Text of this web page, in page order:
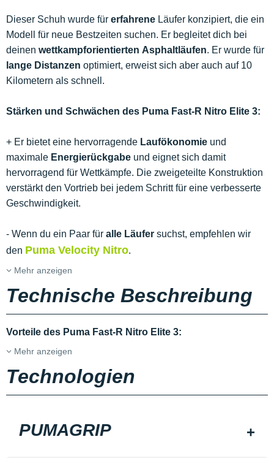
Dieser Schuh wurde für erfahrene Läufer konzipiert, die ein
Modell für neue Bestzeiten suchen. Er begleitet dich bei
deinen wettkampforientierten Asphaltläufen. Er wurde für
lange Distanzen optimiert, erweist sich aber auch auf 10
Kilometern als schnell.
Stärken und Schwächen des Puma Fast-R Nitro Elite 3:
+ Er bietet eine hervorragende Laufökonomie und
maximale Energierückgabe und eignet sich damit
hervorragend für Wettkämpfe. Die zweigeteilte Konstruktion
verstärkt den Vortrieb bei jedem Schritt für eine verbesserte
Geschwindigkeit.
- Wenn du ein Paar für alle Läufer suchst, empfehlen wir
den Puma Velocity Nitro.
Mehr anzeigen
Technische Beschreibung
Vorteile des Puma Fast-R Nitro Elite 3:
Mehr anzeigen
Technologien
PUMAGRIP